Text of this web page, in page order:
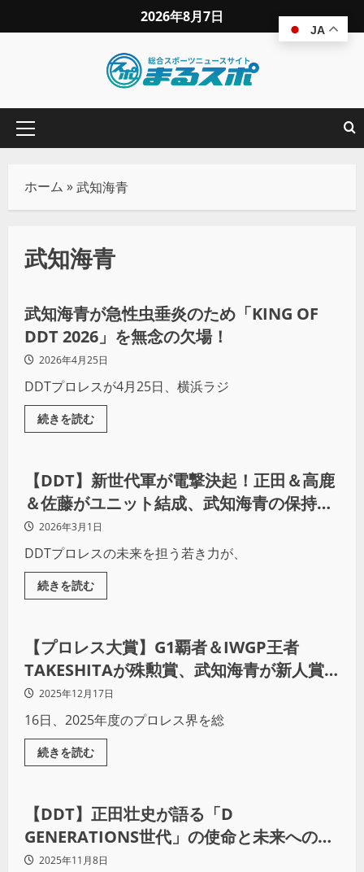
2026年8月7日
ホーム »武知海青
武知海青
プロレス
武知海青が急性虫垂炎のため「KING OF
DDT 2026」を無念の欠場！
2026年4月25日
DDTプロレスが4月25日、横浜ラジ
続きを読む
プロレス
【DDT】新世代軍が電撃決起！正田＆高鹿
＆佐藤がユニット結成、武知海青の保持す
るKO-D6人タッグ王座へ宣戦布告
2026年3月1日
DDTプロレスの未来を担う若き力が、
続きを読む
プロレス
【プロレス大賞】G1覇者＆IWGP王者
TAKESHITAが殊勲賞、武知海青が新人賞
に輝く
2025年12月17日
16日、2025年度のプロレス界を総
続きを読む
プロレス
【DDT】正田壮史が語る「D
GENERATIONS世代」の使命と未来への覚
悟2025年11月8日
JA